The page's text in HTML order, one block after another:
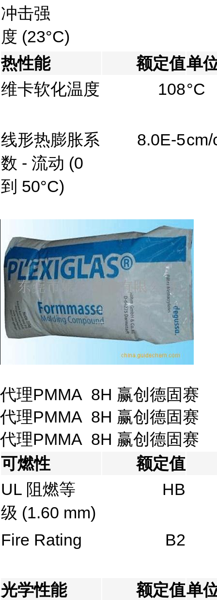
冲击强
度 (23°C)
热性能
额定值单
维卡软化温度
108°C
线形热膨胀系
数 - 流动 (0
到 50°C)
8.0E-5cm/
代理PMMA 8H 赢创德固赛
代理PMMA 8H 赢创德固赛
代理PMMA 8H 赢创德固赛
可燃性
额定值
UL 阻燃等
级 (1.60 mm)
HB
Fire Rating B2
光学性能 额定值单